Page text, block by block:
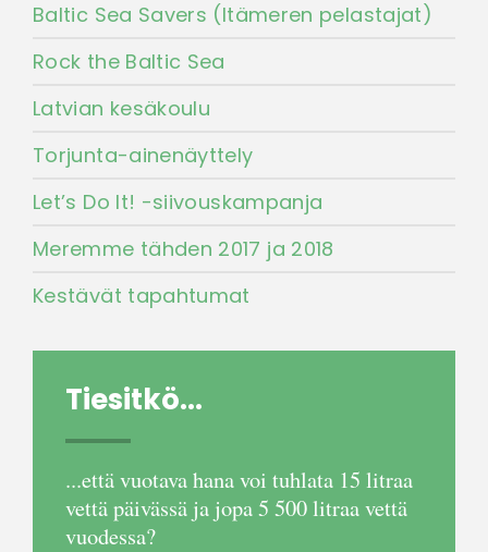
Baltic Sea Savers (Itämeren pelastajat)
Rock the Baltic Sea
Latvian kesäkoulu
Torjunta-ainenäyttely
Let’s Do It! -siivouskampanja
Meremme tähden 2017 ja 2018
Kestävät tapahtumat
Tiesitkö...
...että vuotava hana voi tuhlata 15 litraa
vettä päivässä ja jopa 5 500 litraa vettä
vuodessa?